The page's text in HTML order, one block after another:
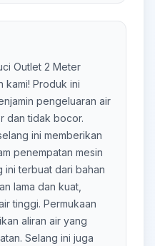
Outlet 2 Meter
kami! Produk ini
pengeluaran air
dan tidak bocor.
ini memberikan
penempatan mesin
ini terbuat dari bahan
lama dan kuat,
tinggi. Permukaan
aliran air yang
Selang ini juga